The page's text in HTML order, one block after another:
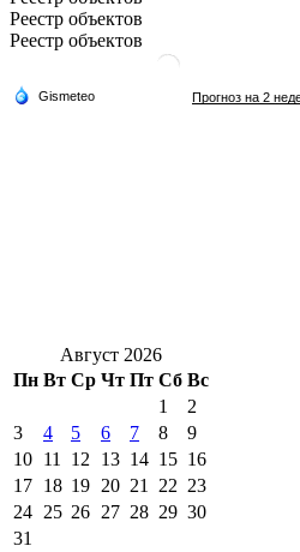
Реестр объектов
Реестр объектов
Август 2026
Пн Вт Ср Чт Пт Сб Вс
1
2
3
4 5 6 7 8
9
10 11 12 13 14 15 16
17 18 19 20 21 22 23
24 25 26 27 28 29 30
31